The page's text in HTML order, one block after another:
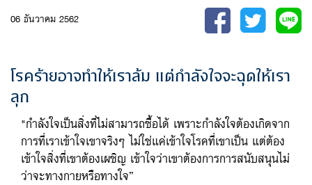
06 ธันวาคม 2562
โรคร้ายอาจทำให้เราล้ม แต่กำลังใจจะฉุดให้เรา
ลุก
"กำลังใจเป็นสิ่งที่ไม่สามารถซื้อได้ เพราะกำลังใจต้องเกิดจาก
การที่เราเข้าใจเขาจริงๆ ไม่ใช่แค่เข้าใจโรคที่เขาเป็น แต่ต้อง
เข้าใจสิ่งที่เขาต้องเผชิญ เข้าใจว่าเขาต้องการการสนับสนุนไม่
ว่าจะทางกายหรือทางใจ”